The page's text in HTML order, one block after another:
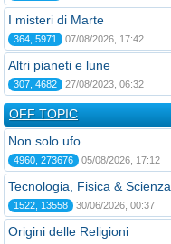
I misteri di Marte
364, 5971 07/08/2026, 17:42
Altri pianeti e lune
307, 4682 27/08/2023, 06:32
OFF TOPIC
Non solo ufo
4960, 273676 05/08/2026, 17:12
Tecnologia, Fisica & Scienza
1522, 13558 30/06/2026, 00:37
Origini delle Religioni